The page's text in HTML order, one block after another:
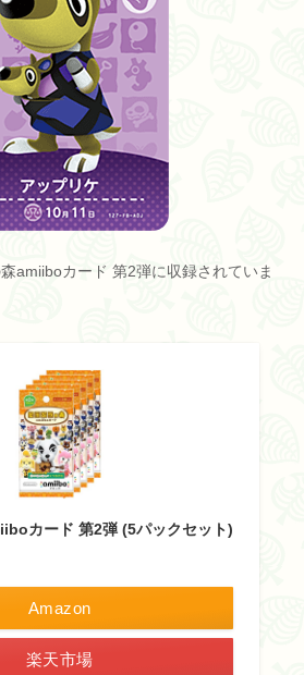
amiiboカード 第2弾に収録されていま
カード 第2弾 (5パックセット)
Amazon
楽天市場